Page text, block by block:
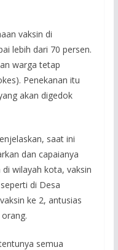
vaksin di
lebih dari 70 persen.
warga tetap
Penekanan itu
akan digedok
saat ini
dan capaianya
di wilayah kota, vaksin
di Desa
ke 2, antusias
semua